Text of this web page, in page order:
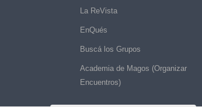
La ReVista
EnQués
Buscá los Grupos
Academia de Magos (Organizar
Encuentros)